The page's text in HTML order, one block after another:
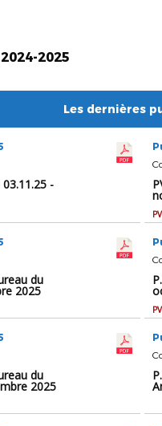
2025
Les dernières
03.11.25 -
PV
du
2025
PV
du
2025